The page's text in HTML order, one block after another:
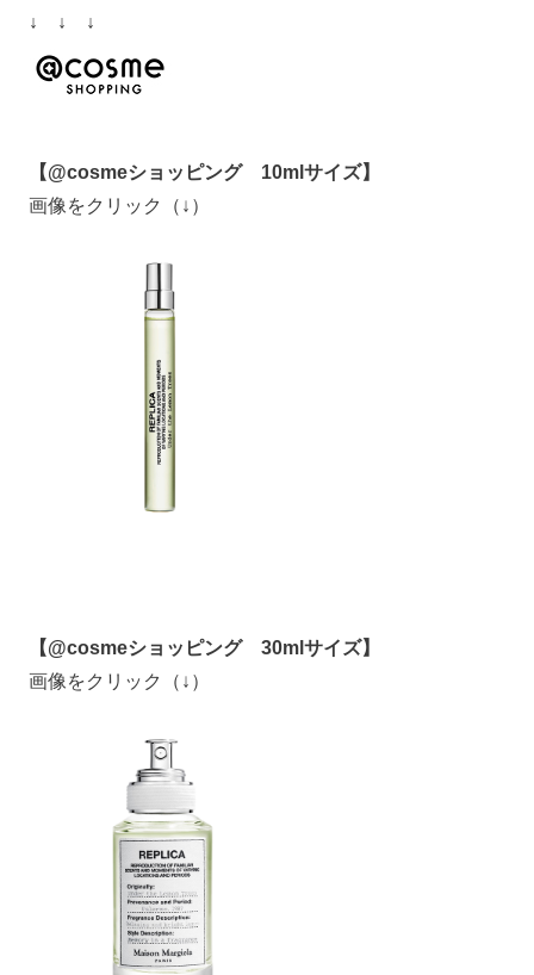
↓ ↓ ↓
【@cosmeショッピング 10mlサイズ】
画像をクリック（↓）
【@cosmeショッピング 30mlサイズ】
画像をクリック（↓）